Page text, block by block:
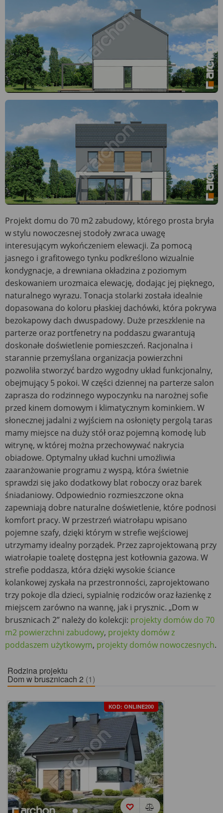
Projekt domu do 70 m2 zabudowy, którego prosta bryła
w stylu nowoczesnej stodoły zwraca uwagę
interesującym wykończeniem elewacji. Za pomocą
jasnego i grafitowego tynku podkreślono wizualnie
kondygnacje, a drewniana okładzina z poziomym
deskowaniem urozmaica elewację, dodając jej pięknego,
naturalnego wyrazu. Tonacja stolarki została idealnie
dopasowana do koloru płaskiej dachówki, która pokrywa
bezokapowy dach dwuspadowy. Duże przeszklenie na
parterze oraz portfenetry na poddaszu gwarantują
doskonałe doświetlenie pomieszczeń. Racjonalna i
starannie przemyślana organizacja powierzchni
pozwoliła stworzyć bardzo wygodny układ funkcjonalny,
obejmujący 5 pokoi. W części dziennej na parterze salon
zaprasza do rodzinnego wypoczynku na narożnej sofie
przed kinem domowym i klimatycznym kominkiem. W
słonecznej jadalni z wyjściem na osłonięty pergolą taras
mamy miejsce na duży stół oraz pojemną komodę lub
witrynę, w której można przechowywać nakrycia
obiadowe. Optymalny układ kuchni umożliwia
zaaranżowanie programu z wyspą, która świetnie
sprawdzi się jako dodatkowy blat roboczy oraz barek
śniadaniowy. Odpowiednio rozmieszczone okna
zapewniają dobre naturalne doświetlenie, które podnosi
komfort pracy. W przestrzeń wiatrołapu wpisano
pojemne szafy, dzięki którym w strefie wejściowej
utrzymamy idealny porządek. Przez zaprojektowaną przy
wiatrołapie toaletę dostępna jest kotłownia gazowa. W
strefie poddasza, która dzięki wysokie ściance
kolankowej zyskała na przestronności, zaprojektowano
trzy pokoje dla dzieci, sypialnię rodziców oraz łazienkę z
miejscem zarówno na wannę, jak i prysznic. „Dom w
brusznicach 2” należy do kolekcji: projekty domów do 70
m2 powierzchni zabudowy, projekty domów z
poddaszem użytkowym, projekty domów nowoczesnych.
Rodzina projektu
Dom w brusznicach 2 (1)
KOD: ONLINE200